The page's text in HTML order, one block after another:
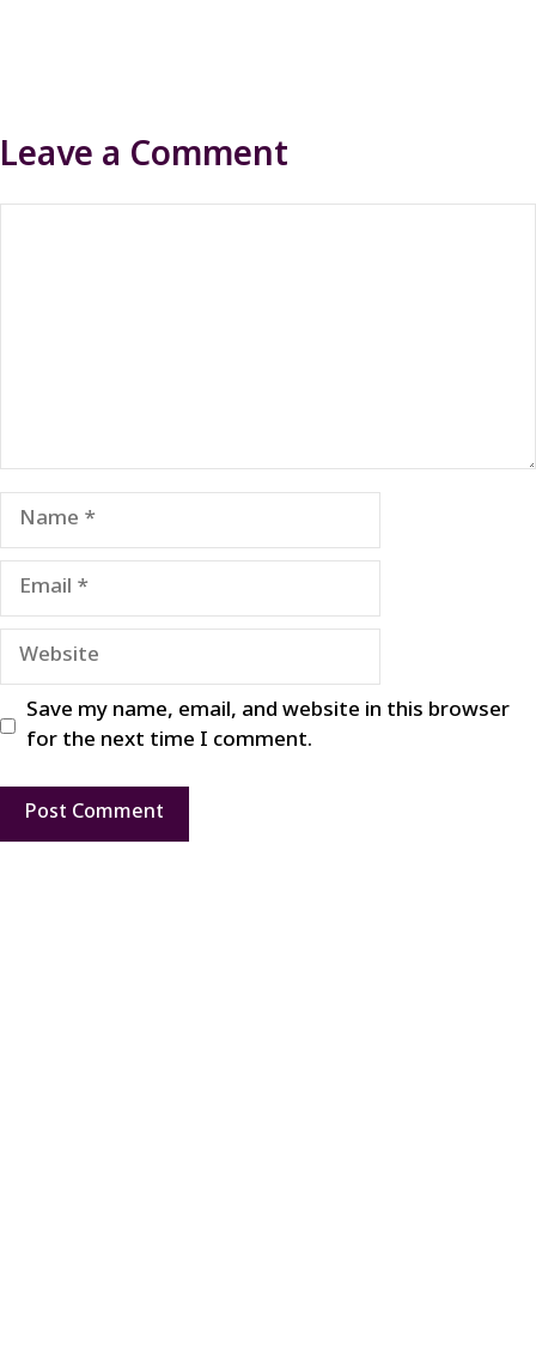
Leave a Comment
Name
Email
Website
Save my name, email, and website in this browser
for the next time I comment.